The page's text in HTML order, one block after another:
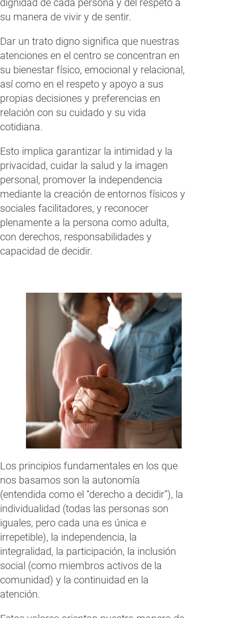
dignidad de cada persona y del respeto a
su manera de vivir y de sentir.
Dar un trato digno significa que nuestras
atenciones en el centro se concentran en
su bienestar físico, emocional y relacional,
así como en el respeto y apoyo a sus
propias decisiones y preferencias en
relación con su cuidado y su vida
cotidiana.
Esto implica garantizar la intimidad y la
privacidad, cuidar la salud y la imagen
personal, promover la independencia
mediante la creación de entornos físicos y
sociales facilitadores, y reconocer
plenamente a la persona como adulta,
con derechos, responsabilidades y
capacidad de decidir.
Los principios fundamentales en los que
nos basamos son la autonomía
(entendida como el “derecho a decidir”), la
individualidad (todas las personas son
iguales, pero cada una es única e
irrepetible), la independencia, la
integralidad, la participación, la inclusión
social (como miembros activos de la
comunidad) y la continuidad en la
atención.